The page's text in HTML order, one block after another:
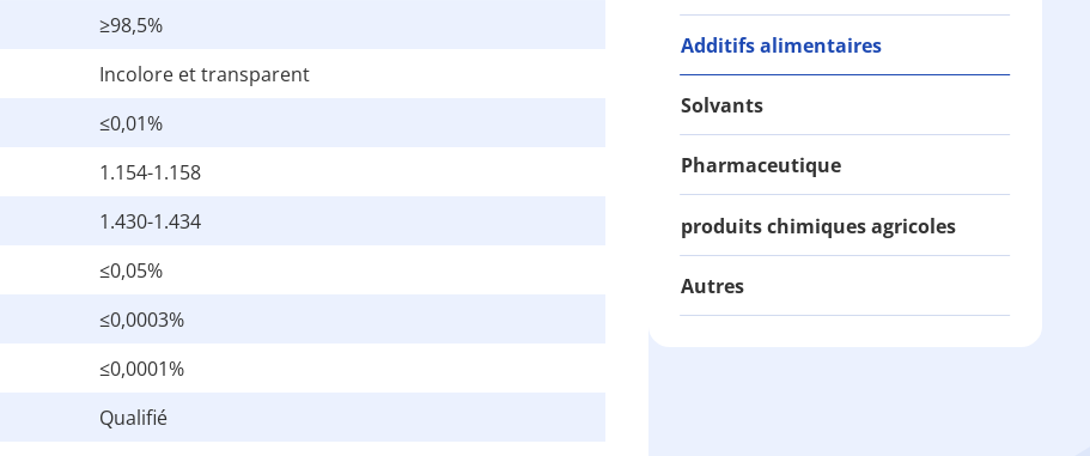
≥98,5%
Incolore et transparent
≤0,01%
1.154-1.158
1.430-1.434
≤0,05%
≤0,0003%
≤0,0001%
Qualifié
Additifs alimentaires
Solvants
Pharmaceutique
produits chimiques agricoles
Autres